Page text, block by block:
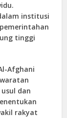
institusi
tinggi
Afghani
dan
rakyat